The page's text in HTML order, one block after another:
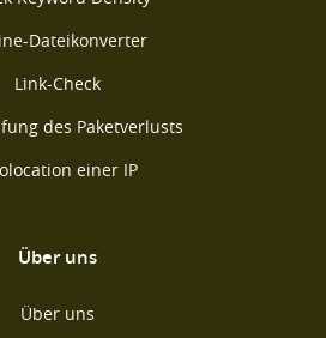
Dateikonverter
Link-Check
des Paketverlusts
einer IP
Über uns
Über uns